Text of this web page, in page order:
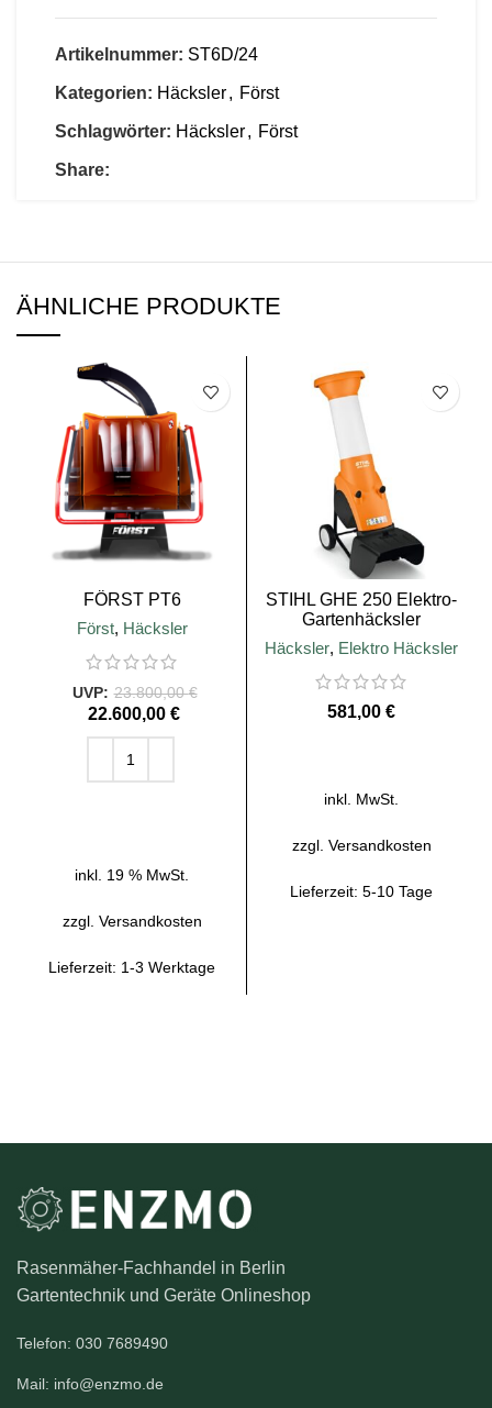
Artikelnummer: ST6D/24
Kategorien: Häcksler, Först
Schlagwörter: Häcksler, Först
Share:
ÄHNLICHE PRODUKTE
FÖRST PT6
Först, Häcksler
23.800,00€
22.600,00 €
inkl. 19 % MwSt.
zzgl. Versandkosten
Lieferzeit: 1-3 Werktage
STIHL GHE 250 Elektro-
Gartenhäcksler
Häcksler, Elektro Häcksler
€
inkl. MwSt.
zzgl. Versandkosten
Lieferzeit: 5-10 Tage
Rasenmäher-Fachhandel in Berlin
Gartentechnik und Geräte Onlineshop
Telefon: 030 7689490
Mail: info@enzmo.de